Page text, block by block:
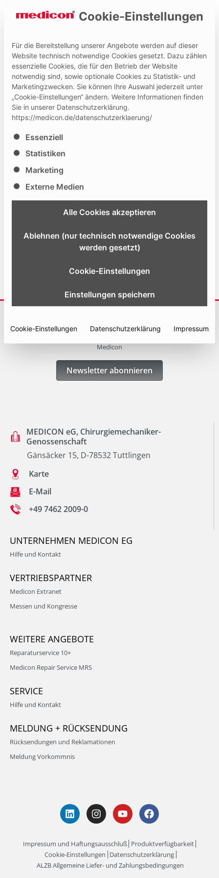
Hilfe und Kontakt Medicon Extranet
MAPSCON – Maharasthtra
Association of plastic surgeons
46
Website
Medicon
Newsletter abonnieren
MEDICON eG, Chirurgiemechaniker-
Genossenschaft
Gänsäcker 15, D-78532 Tuttlingen
Karte
E-Mail
+49 7462 2009-0
UNTERNEHMEN MEDICON EG
Hilfe und Kontakt
VERTRIEBSPARTNER
Medicon Extranet
Messen und Kongresse
WEITERE ANGEBOTE
Reparaturservice 10+
Medicon Repair Service MRS
SERVICE
Hilfe und Kontakt
MELDUNG + RÜCKSENDUNG
Rücksendungen und Reklamationen
Meldung Vorkommnis
Impressum und Haftungsausschluß Produktverfügbarkeit
Cookie-Einstellungen Datenschutzerklärung
ALZB Allgemeine Liefer- und Zahlungsbedingungen
Cookie-Einstellungen
Für die Bereitstellung unserer Angebote werden auf dieser
Website technisch notwendige Cookies gesetzt. Dazu zählen
essenzielle Cookies, die für den Betrieb der Website
notwendig sind, sowie optionale Cookies zu Statistik- und
Marketingzwecken. Sie können Ihre Auswahl jederzeit unter
„Cookie-Einstellungen“ ändern. Weitere Informationen finden
Sie in unserer Datenschutzerklärung.
https://medicon.de/datenschutzerklaerung/
Es folgt eine Liste der Service-Gruppen, für die eine
Essenziell
Statistiken
Marketing
Externe Medien
Alle Cookies akzeptieren
Ablehnen (nur technisch notwendige Cookies
werden gesetzt)
Cookie-Einstellungen
Einstellungen speichern
Cookie-Einstellungen Datenschutzerklärung Impressum